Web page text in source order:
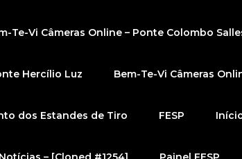
Te-Vi Câmeras Online – Ponte Colombo
Hercílio Luz Bem-Te-Vi Câmeras
dos Estandes de Tiro FESP